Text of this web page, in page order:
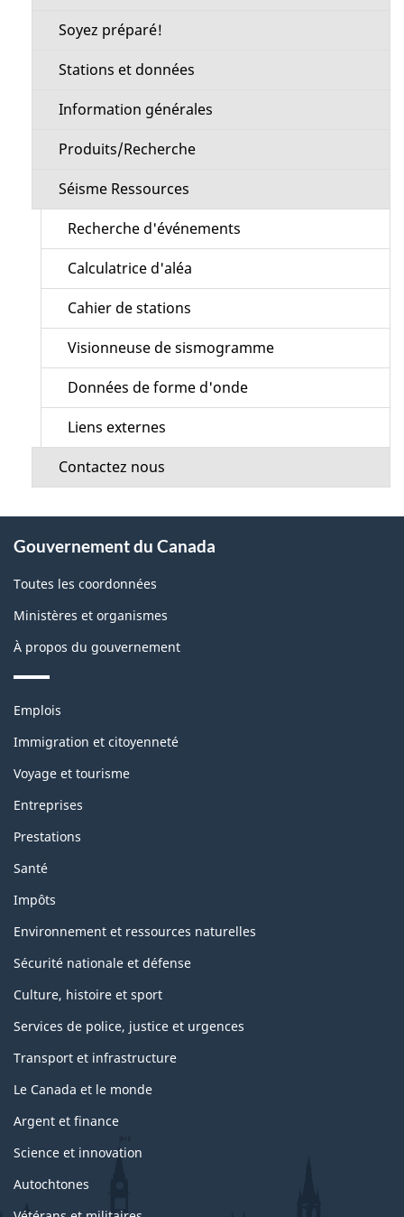
Soyez préparé!
Stations et données
Information générales
Produits/Recherche
Séisme Ressources
Recherche d'événements
Calculatrice d'aléa
Cahier de stations
Visionneuse de sismogramme
Données de forme d'onde
Liens externes
Contactez nous
propos
de
ce
Gouvernement du Canada
Toutes les coordonnées
Ministères et organismes
À propos du gouvernement
Thèmes
sujets
Emplois
Immigration et citoyenneté
Voyage et tourisme
Entreprises
Prestations
Santé
Impôts
Environnement et ressources naturelles
Sécurité nationale et défense
Culture, histoire et sport
Services de police, justice et urgences
Transport et infrastructure
Le Canada et le monde
Argent et finance
Science et innovation
Autochtones